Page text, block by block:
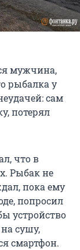
мужчина,
рыбалка у
сам
потерял
что в
Рыбак не
пока ему
попросил
устройство
сушу,
смартфон.